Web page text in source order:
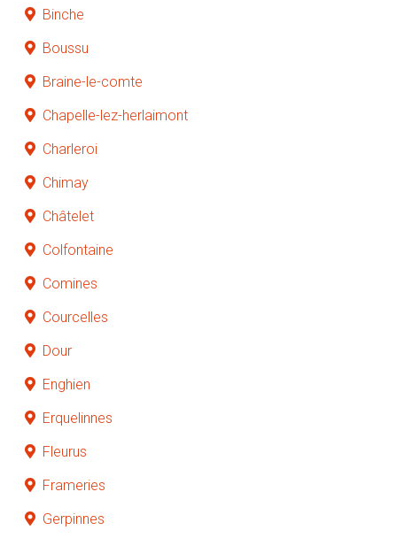
Binche
Boussu
Braine-le-comte
Chapelle-lez-herlaimont
Charleroi
Chimay
Châtelet
Colfontaine
Comines
Courcelles
Dour
Enghien
Erquelinnes
Fleurus
Frameries
Gerpinnes